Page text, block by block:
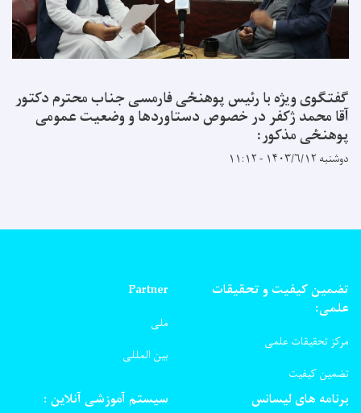
گفتگوی ویژه با رئیس پوهنځی فارمسی جناب محترم دکتور
آقا محمد ژکفر در خصوص دستاوردها و وضعیت عمومی
پوهنځی مذکور:
دوشنبه ۱۴۰۳/۶/۱۲ - ۱۱:۱۲
تضمین کیفیت و تحقیقات
علمی:
مرکز تحقیقات علمی
تضمین کیفیت
Partner
ملی
بین المللی
برنامه های لیسانس سیستم آموزشی آنلاین :